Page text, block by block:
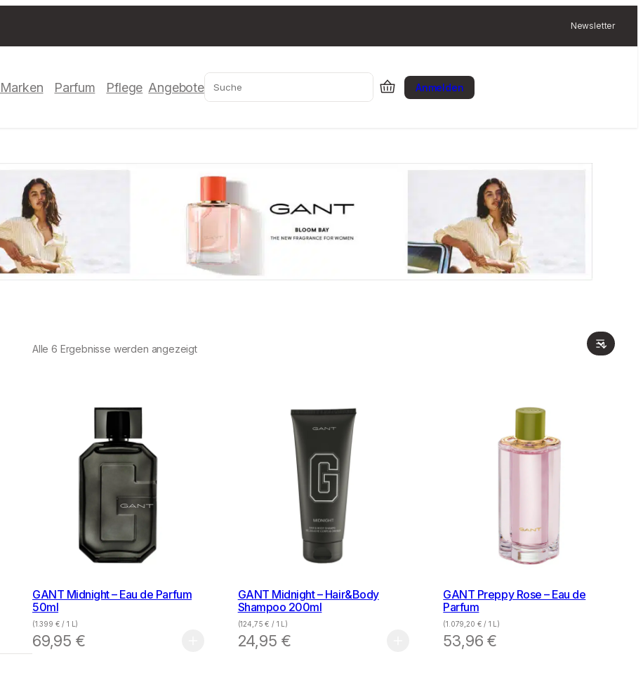
Newsletter
Marken Parfum Pflege Angebote Suchen Anmelden
Alle 6 Ergebnisse werden angezeigt
GANT Midnight – Eau de Parfum
50ml
(1.399 € / 1 L)
69,95 €
GANT Midnight – Hair&Body
Shampoo 200ml
(124,75€ / 1 L)
24,95 €
GANT Preppy Rose – Eau de
Parfum
(1.079,20 € / 1 L)
53,96€